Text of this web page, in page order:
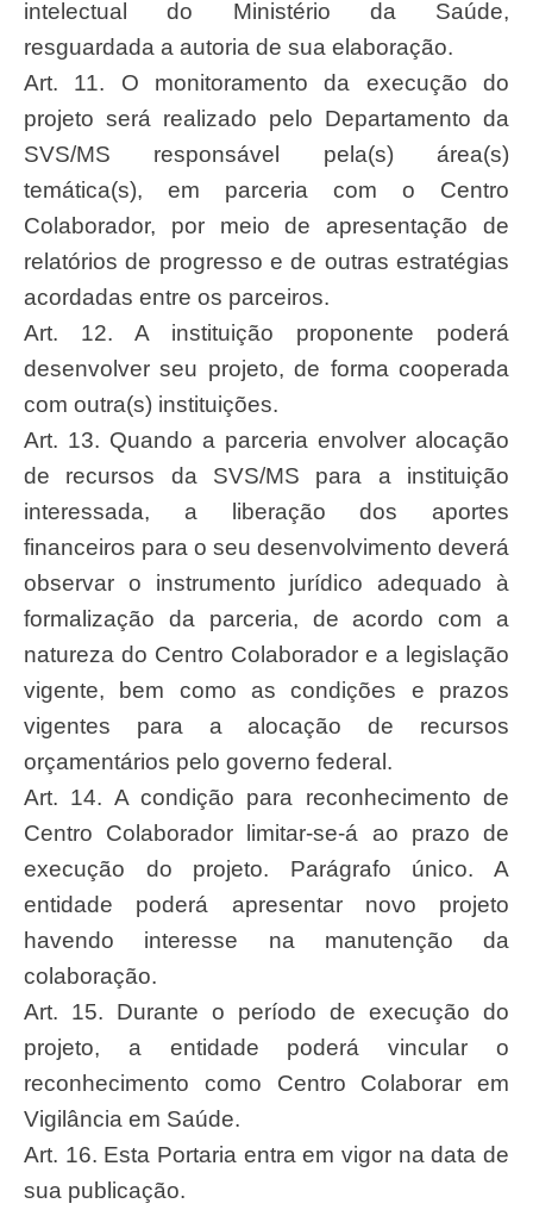
intelectual do Ministério da Saúde,
resguardada a autoria de sua elaboração.
Art. 11. O monitoramento da execução do
projeto será realizado pelo Departamento da
SVS/MS responsável pela(s) área(s)
temática(s), em parceria com o Centro
Colaborador, por meio de apresentação de
relatórios de progresso e de outras estratégias
acordadas entre os parceiros.
Art. 12. A instituição proponente poderá
desenvolver seu projeto, de forma cooperada
com outra(s) instituições.
Art. 13. Quando a parceria envolver alocação
de recursos da SVS/MS para a instituição
interessada, a liberação dos aportes
financeiros para o seu desenvolvimento deverá
observar o instrumento jurídico adequado à
formalização da parceria, de acordo com a
natureza do Centro Colaborador e a legislação
vigente, bem como as condições e prazos
vigentes para a alocação de recursos
orçamentários pelo governo federal.
Art. 14. A condição para reconhecimento de
Centro Colaborador limitar-se-á ao prazo de
execução do projeto. Parágrafo único. A
entidade poderá apresentar novo projeto
havendo interesse na manutenção da
colaboração.
Art. 15. Durante o período de execução do
projeto, a entidade poderá vincular o
reconhecimento como Centro Colaborar em
Vigilância em Saúde.
Art. 16. Esta Portaria entra em vigor na data de
sua publicação.